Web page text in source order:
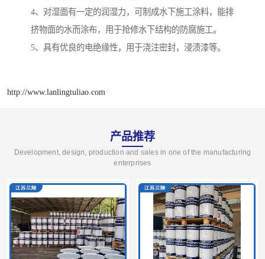
4、对湿面有一定的润湿力，可制成水下施工涂料，能排
挤物面的水而涂布，用于抢修水下结构的防腐施工。
5、具有优良的电绝缘性，用于浇注密封，浸渍漆等。
http://www.lanlingtuliao.com
产品推荐
Development, design, production and sales in one of the manufacturing
enterprises